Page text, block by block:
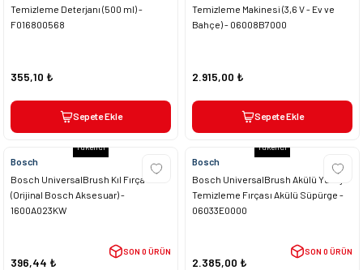
Temizleme Deterjanı (500 ml) -
F016800568
355,10 ₺
Sepete Ekle
Temizleme Makinesi (3,6 V - Ev ve
Bahçe) - 06008B7000
2.915,00 ₺
Sepete Ekle
Tükendi
Bosch
Bosch UniversalBrush Kıl Fırça
(Orijinal Bosch Aksesuar) -
1600A023KW
396,44 ₺
SON 0 ÜRÜN
Tükendi
Bosch
Bosch UniversalBrush Akülü Yüzey
Temizleme Fırçası Akülü Süpürge -
06033E0000
2.385,00 ₺
SON 0 ÜRÜN